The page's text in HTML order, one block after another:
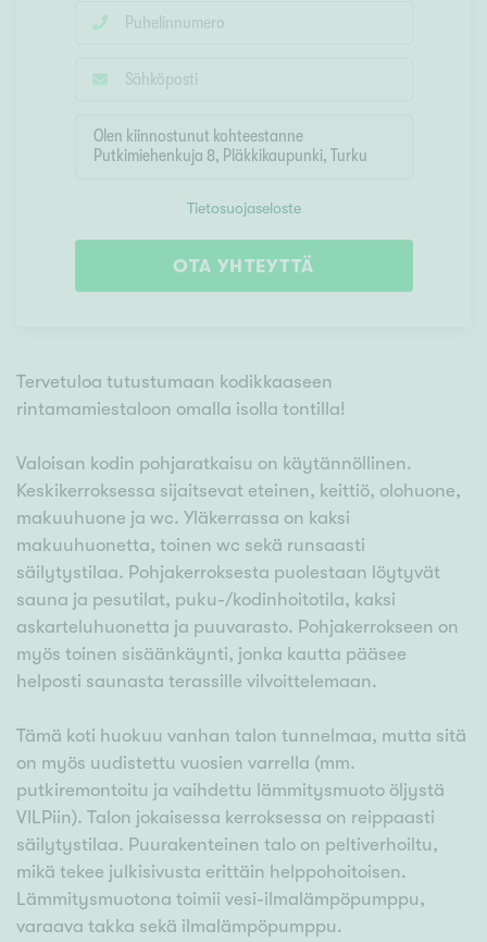
Tietosuojaseloste
OTA YHTEYTTÄ
Tervetuloa tutustumaan kodikkaaseen
rintamamiestaloon omalla isolla tontilla!
Valoisan kodin pohjaratkaisu on käytännöllinen.
Keskikerroksessa sijaitsevat eteinen, keittiö, olohuone,
makuuhuone ja wc. Yläkerrassa on kaksi
makuuhuonetta, toinen wc sekä runsaasti
säilytystilaa. Pohjakerroksesta puolestaan löytyvät
sauna ja pesutilat, puku-/kodinhoitotila, kaksi
askarteluhuonetta ja puuvarasto. Pohjakerrokseen on
myös toinen sisäänkäynti, jonka kautta pääsee
helposti saunasta terassille vilvoittelemaan.
Tämä koti huokuu vanhan talon tunnelmaa, mutta sitä
on myös uudistettu vuosien varrella (mm.
putkiremontoitu ja vaihdettu lämmitysmuoto öljystä
VILPiin). Talon jokaisessa kerroksessa on reippaasti
säilytystilaa. Puurakenteinen talo on peltiverhoiltu,
mikä tekee julkisivusta erittäin helppohoitoisen.
Lämmitysmuotona toimii vesi-ilmalämpöpumppu,
varaava takka sekä ilmalämpöpumppu.